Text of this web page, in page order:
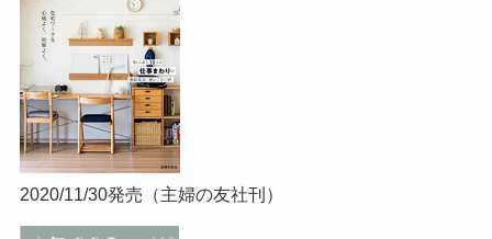
2020/11/30発売（主婦の友社刊）